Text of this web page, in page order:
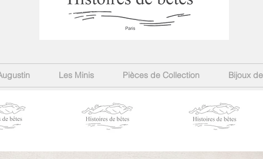
Les Minis Pièces de Collection Bijoux